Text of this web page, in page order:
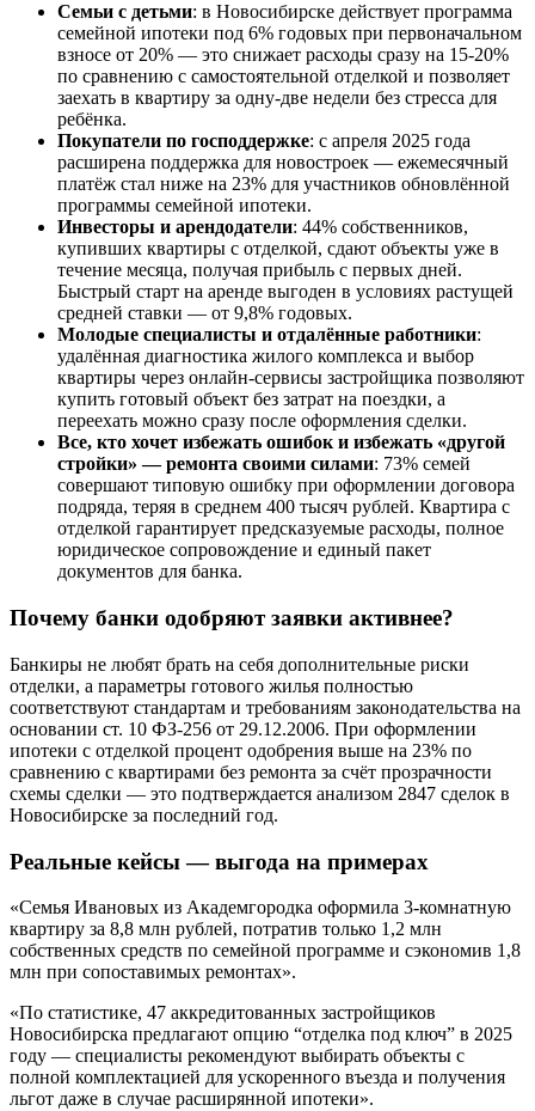
Семьи с детьми: в Новосибирске действует программа
семейной ипотеки под 6% годовых при первоначальном
взносе от 20% — это снижает расходы сразу на 15-20%
по сравнению с самостоятельной отделкой и позволяет
заехать в квартиру за одну-две недели без стресса для
ребёнка.
Покупатели по господдержке: с апреля 2025 года
расширена поддержка для новостроек — ежемесячный
платёж стал ниже на 23% для участников обновлённой
программы семейной ипотеки.
Инвесторы и арендодатели: 44% собственников,
купивших квартиры с отделкой, сдают объекты уже в
течение месяца, получая прибыль с первых дней.
Быстрый старт на аренде выгоден в условиях растущей
средней ставки — от 9,8% годовых.
Молодые специалисты и отдалённые работники:
удалённая диагностика жилого комплекса и выбор
квартиры через онлайн-сервисы застройщика позволяют
купить готовый объект без затрат на поездки, а
переехать можно сразу после оформления сделки.
Все, кто хочет избежать ошибок и избежать «другой
стройки» — ремонта своими силами: 73% семей
совершают типовую ошибку при оформлении договора
подряда, теряя в среднем 400 тысяч рублей. Квартира с
отделкой гарантирует предсказуемые расходы, полное
юридическое сопровождение и единый пакет
документов для банка.
Почему банки одобряют заявки активнее?
Банкиры не любят брать на себя дополнительные риски
отделки, а параметры готового жилья полностью
соответствуют стандартам и требованиям законодательства на
основании ст. 10 ФЗ-256 от 29.12.2006. При оформлении
ипотеки с отделкой процент одобрения выше на 23% по
сравнению с квартирами без ремонта за счёт прозрачности
схемы сделки — это подтверждается анализом 2847 сделок в
Новосибирске за последний год.
Реальные кейсы — выгода на примерах
«Семья Ивановых из Академгородка оформила 3-комнатную
квартиру за 8,8 млн рублей, потратив только 1,2 млн
собственных средств по семейной программе и сэкономив 1,8
млн при сопоставимых ремонтах».
«По статистике, 47 аккредитованных застройщиков
Новосибирска предлагают опцию “отделка под ключ” в 2025
году — специалисты рекомендуют выбирать объекты с
полной комплектацией для ускоренного въезда и получения
льгот даже в случае расширянной ипотеки».